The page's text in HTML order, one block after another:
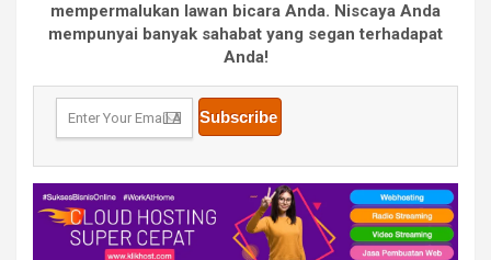
mempermalukan lawan bicara Anda. Niscaya Anda
mempunyai banyak sahabat yang segan terhadapat
Anda!